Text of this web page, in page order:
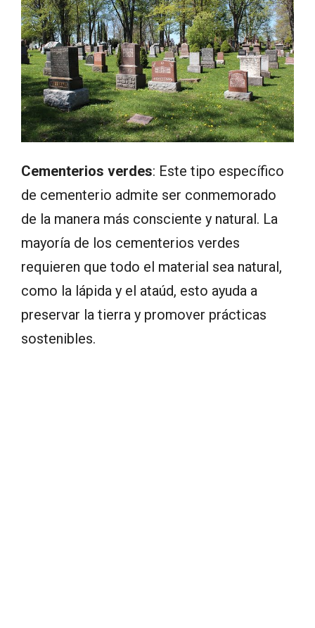
Cementerios verdes: Este tipo específico
de cementerio admite ser conmemorado
de la manera más consciente y natural. La
mayoría de los cementerios verdes
requieren que todo el material sea natural,
como la lápida y el ataúd, esto ayuda a
preservar la tierra y promover prácticas
sostenibles.